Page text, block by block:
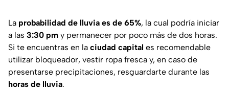
La probabilidad de lluvia es de 65%, la cual podría iniciar
a las 3:30 pm y permanecer por poco más de dos horas.
Si te encuentras en la ciudad capital es recomendable
utilizar bloqueador, vestir ropa fresca y, en caso de
presentarse precipitaciones, resguardarte durante las
horas de lluvia.